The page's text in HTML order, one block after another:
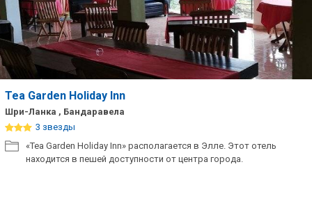
Tea Garden Holiday Inn
Шри-Ланка , Бандаравела
3 звезды
«Tea Garden Holiday Inn» располагается в Элле. Этот отель
находится в пешей доступности от центра города.
Сетевые отели Шри Ланки
Сетевые отели Вьетнама
Сетевые отели Мальдив
Сетевые отели Сейшел